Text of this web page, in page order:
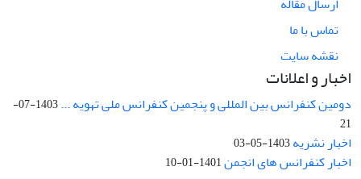
تماس با ما
نقشه سایت
اخبار و اعلانات
دومین کنفرانس بین المللی و پنجمین کنفرانس ملی تهویه ...
1403-07-
21
اخبار نشریه1403-05-03
اخبار کنفرانس های انجمن1401-01-10